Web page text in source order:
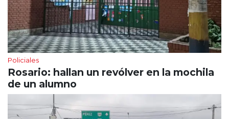
Policiales
Rosario: hallan un revólver en la mochila
de un alumno